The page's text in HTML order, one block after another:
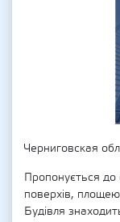
Черниговская
Пропонується
поверхів,
Будівля